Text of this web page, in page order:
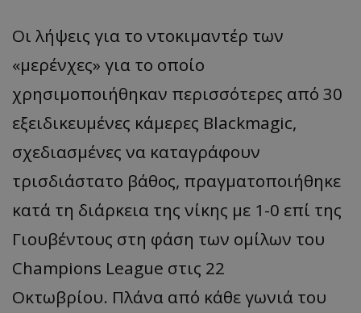
Οι λήψεις για το ντοκιμαντέρ των
«μερένχες» για το οποίο
χρησιμοποιήθηκαν περισσότερες από 30
εξειδικευμένες κάμερες Blackmagic,
σχεδιασμένες να καταγράφουν
τρισδιάστατο βάθος, πραγματοποιήθηκε
κατά τη διάρκεια της νίκης με 1-0 επί της
Γιουβέντους στη φάση των ομίλων του
Champions League στις 22
Οκτωβρίου. Πλάνα από κάθε γωνιά του